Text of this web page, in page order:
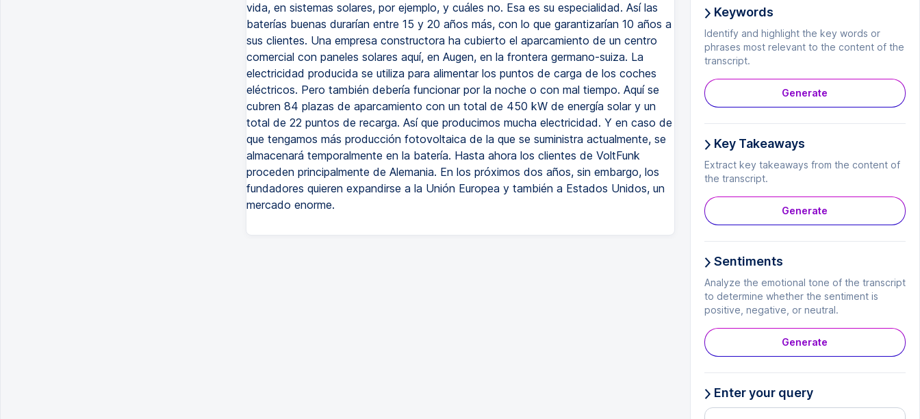
vida, en sistemas solares, por ejemplo, y cuáles no. Esa es su especialidad. Así las
baterías buenas durarían entre 15 y 20 años más, con lo que garantizarían 10 años a
sus clientes. Una empresa constructora ha cubierto el aparcamiento de un centro
comercial con paneles solares aquí, en Augen, en la frontera germano-suiza. La
electricidad producida se utiliza para alimentar los puntos de carga de los coches
eléctricos. Pero también debería funcionar por la noche o con mal tiempo. Aquí se
cubren 84 plazas de aparcamiento con un total de 450 kW de energía solar y un
total de 22 puntos de recarga. Así que producimos mucha electricidad. Y en caso de
que tengamos más producción fotovoltaica de la que se suministra actualmente, se
almacenará temporalmente en la batería. Hasta ahora los clientes de VoltFunk
proceden principalmente de Alemania. En los próximos dos años, sin embargo, los
fundadores quieren expandirse a la Unión Europea y también a Estados Unidos, un
mercado enorme.
Keywords
Identify and highlight the key words or
phrases most relevant to the content of the
transcript.
Generate
Key Takeaways
Extract key takeaways from the content of
the transcript.
Generate
Sentiments
Analyze the emotional tone of the transcript
to determine whether the sentiment is
positive, negative, or neutral.
Generate
Enter your query